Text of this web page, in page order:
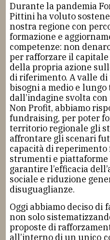
Durante la pandemia
Pittini ha voluto
nostra regione con
formazione e
competenze: non
per rafforzare il
della propria azione
di riferimento. A valle
bisogni a medio e
dall’indagine svolta
Non Profit, abbiamo
fundraising, per poter
territorio regionale gli
affrontare gli scenari
capacità di
strumenti e
garantire l’efficacia
sociale e riduzione
disuguaglianze.
Oggi abbiamo deciso di
non solo
proposte di
all’interno di un unico